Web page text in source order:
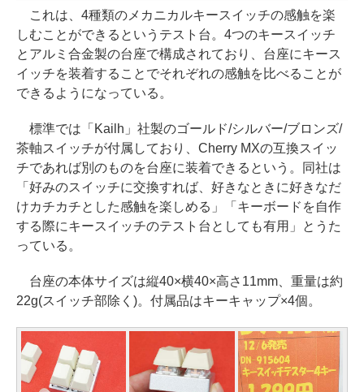
これは、4種類のメカニカルキースイッチの感触を楽
しむことができるというテスト台。4つのキースイッチ
とアルミ合金製の台座で構成されており、台座にキース
イッチを装着することでそれぞれの感触を比べることが
できるようになっている。
標準では「Kailh」社製のゴールド/シルバー/ブロンズ/
茶軸スイッチが付属しており、Cherry MXの互換スイッ
チであれば別のものを台座に装着できるという。同社は
「好みのスイッチに交換すれば、好きなときに好きなだ
けカチカチとした感触を楽しめる」「キーボードを自作
する際にキースイッチのテスト台としても有用」とうた
っている。
台座の本体サイズは縦40×横40×高さ11mm、重量は約
22g(スイッチ部除く)。付属品はキーキャップ×4個。